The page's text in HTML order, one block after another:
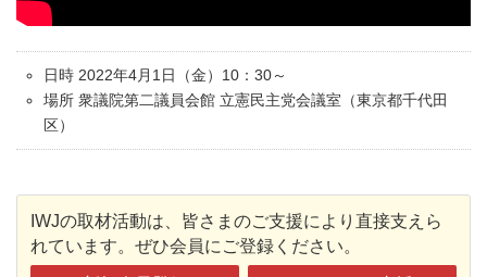
日時 2022年4月1日（金）10：30～
場所 衆議院第二議員会館 立憲民主党会議室（東京都千代田
区）
IWJの取材活動は、皆さまのご支援により直接支えら
れています。ぜひ会員にご登録ください。